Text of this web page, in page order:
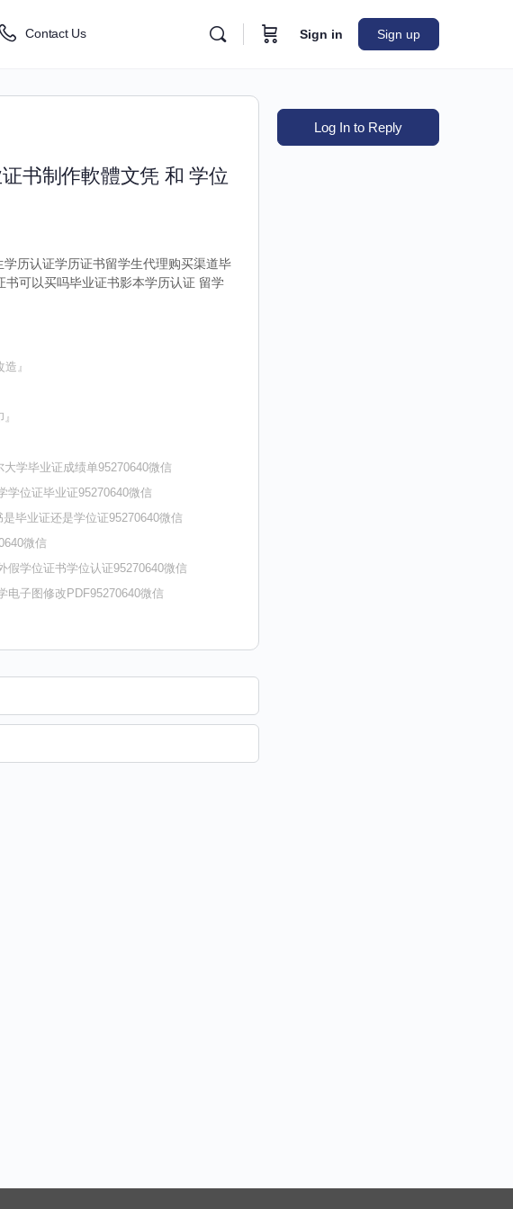
Contact Us Sign in Sign up
书制作軟體文凭 和 学位
历认证学历证书留学生代理购买渠道毕
可以买吗毕业证书影本学历认证 留学
』
学毕业证成绩单95270640微信
学位证毕业证95270640微信
毕业证还是学位证95270640微信
微信
假学位证书学位认证95270640微信
电子图修改PDF95270640微信
Log In to Reply